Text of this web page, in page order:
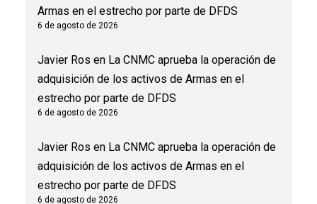
Armas en el estrecho por parte de DFDS
6 de agosto de 2026
Javier Ros en La CNMC aprueba la operación de
adquisición de los activos de Armas en el
estrecho por parte de DFDS
6 de agosto de 2026
Javier Ros en La CNMC aprueba la operación de
adquisición de los activos de Armas en el
estrecho por parte de DFDS
6 de agosto de 2026